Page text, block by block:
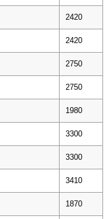
2420
2420
2750
2750
1980
3300
3300
3410
1870